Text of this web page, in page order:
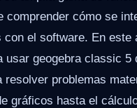
comprender cómo se
con el software. En este
usar geogebra classic 5
resolver problemas
gráficos hasta el